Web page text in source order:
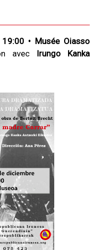
• Musée Oiasso
avec
Irungo Kanka